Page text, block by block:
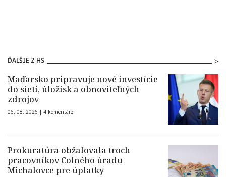
ĎALŠIE Z HS
Maďarsko pripravuje nové investície
do sietí, úložísk a obnoviteľných
zdrojov
06. 08. 2026 | 4 komentáre
Prokuratúra obžalovala troch
pracovníkov Colného úradu
Michalovce pre úplatky